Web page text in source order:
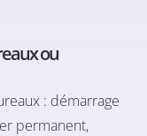
ou
: démarrage
permanent,